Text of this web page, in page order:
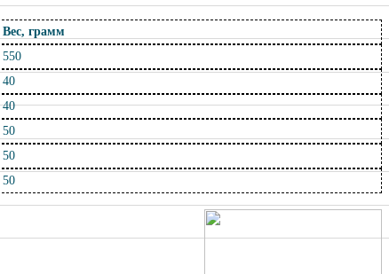
Вес, грамм
550
40
40
50
50
50